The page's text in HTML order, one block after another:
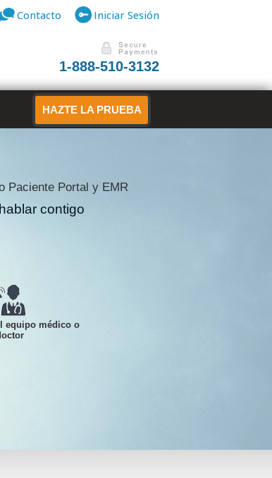
Contacto Iniciar Sesión
1-888-510-3132
HAZTE LA PRUEBA
Paciente Portal y EMR
contigo
equipo médico o